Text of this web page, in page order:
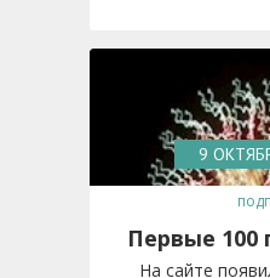
9
Первые 100
На сайте